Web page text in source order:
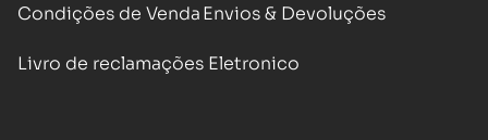
Condições de VendaEnvios & Devoluções
Livro de reclamações Eletronico